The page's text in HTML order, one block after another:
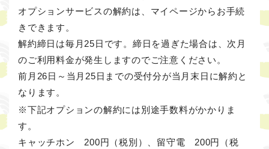
オプションサービスの解約は、マイページからお手続
きできます。
解約締日は毎月25日です。締日を過ぎた場合は、次月
のご利用料金が発生しますのでご注意ください。
前月26日～当月25日までの受付分が当月末日に解約と
なります。
※下記オプションの解約には別途手数料がかかりま
す。
キャッチホン 200円（税別）、留守電 200円（税